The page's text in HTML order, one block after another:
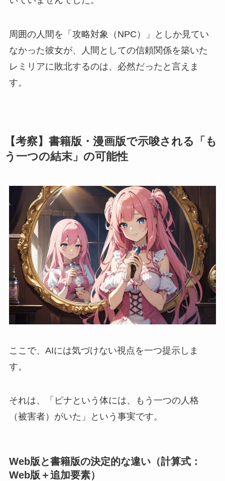
周囲の人間を「攻略対象（NPC）」としか見てい
なかった彼女が、人間としての信頼関係を築いた
レミリアに敗北するのは、必然だったと言えま
す。
【考察】書籍版・漫画版で示唆される「も
う一つの結末」の可能性
ここで、AIには気づけない視点を一つ提示しま
す。
それは、「ピナという体には、もう一つの人格
（被害者）がいた」という事実です。
Web版と書籍版の決定的な違い（計算式：
Web版＋追加要素）